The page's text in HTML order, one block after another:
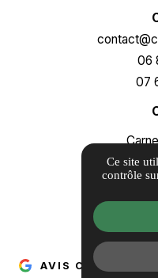
06
07
Politique
AVIS CLIENTS
Ce site
contrôle